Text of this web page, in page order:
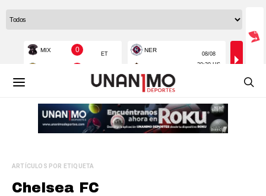
ARTÍCULOS POR ETIQUETA
Chelsea FC